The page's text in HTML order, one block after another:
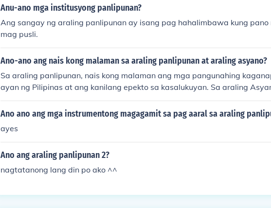
Anu-ano mga institusyong panlipunan?
Ang sangay ng araling panlipunan ay isang pag hahalimbawa kung
mag pusli.
Ano-ano ang nais kong malaman sa araling panlipunan at araling asyano?
Sa araling panlipunan, nais kong malaman ang mga pangunahing
ayan ng Pilipinas at ang kanilang epekto sa kasalukuyan. Sa araling
akong matutunan ang mga kultura, tradisyon, at kasaysayan ng mga
ti na rin ang kanilang mga kontribusyon sa pandaigdigang sibilisasyon.
bansa sa rehiyon.
Ano ano ang mga instrumentong magagamit sa pag aaral sa araling
ayes
Ano ang araling panlipunan 2?
nagtatanong lang din po ako ^^